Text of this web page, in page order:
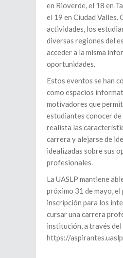
en Rioverde, el 18 en
el 19 en Ciudad Valles.
actividades, los
diversas regiones del
acceder a la misma
oportunidades.
Estos eventos se han
como espacios
motivadores que
estudiantes conocer de
realista las
carrera y alejarse de
idealizadas sobre sus
profesionales.
La UASLP mantiene
próximo 31 de mayo, el
inscripción para los
cursar una carrera
institución, a través
https://